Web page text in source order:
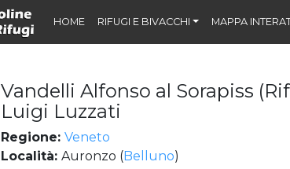
HOME RIFUGI E BIVACCHI MAPPA
Vandelli Alfonso al Sorapiss
Luigi Luzzati
Regione: Veneto
Località: Auronzo (Belluno)